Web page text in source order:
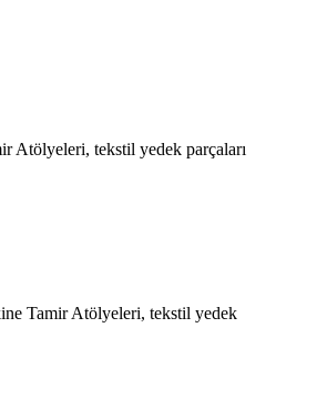
Atölyeleri, tekstil yedek parçaları
Tamir Atölyeleri, tekstil yedek